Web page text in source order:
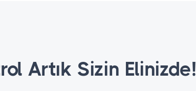
Artık Sizin Elinizde!